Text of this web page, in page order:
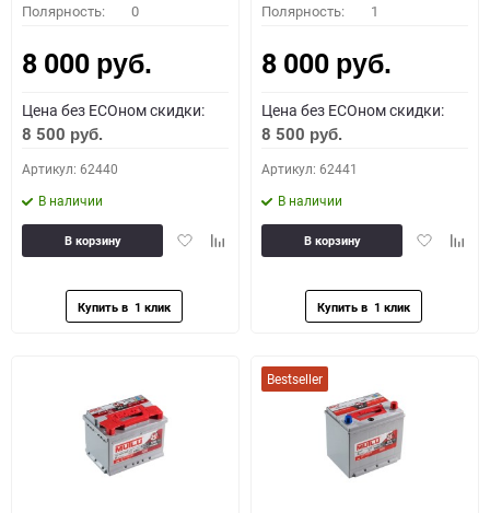
Полярность: 0
8 000 руб.
Цена без ECOном скидки:
8 500 руб.
Артикул: 62440
В наличии
ДобавитьДобавить
В корзину
Полярность: 1
8 000 руб.
Цена без ECOном скидки:
8 500 руб.
Артикул: 62441
В наличии
Добавить
В корзину
Bestseller